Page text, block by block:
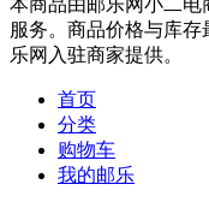
本商品由邮乐网小二
服务。商品价格与库
乐网入驻商家提供。
首页
分类
购物车
我的邮乐